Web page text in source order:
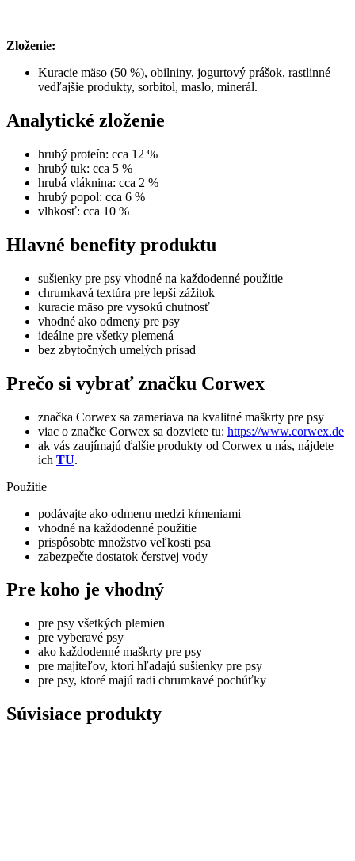
Zloženie:
Kuracie mäso (50 %), obilniny, jogurtový prášok, rastlinné
vedľajšie produkty, sorbitol, maslo, minerál.
Analytické zloženie
hrubý proteín: cca 12 %
hrubý tuk: cca 5 %
hrubá vláknina: cca 2 %
hrubý popol: cca 6 %
vlhkosť: cca 10 %
Hlavné benefity produktu
sušienky pre psy vhodné na každodenné použitie
chrumkavá textúra pre lepší zážitok
kuracie mäso pre vysokú chutnosť
vhodné ako odmeny pre psy
ideálne pre všetky plemená
bez zbytočných umelých prísad
Prečo si vybrať značku Corwex
značka Corwex sa zameriava na kvalitné maškrty pre psy
viac o značke Corwex sa dozviete tu: https://www.corwex.de
ak vás zaujímajú ďalšie produkty od Corwex u nás, nájdete
ich TU.
Použitie
podávajte ako odmenu medzi kŕmeniami
vhodné na každodenné použitie
prispôsobte množstvo veľkosti psa
zabezpečte dostatok čerstvej vody
Pre koho je vhodný
pre psy všetkých plemien
pre vyberavé psy
ako každodenné maškrty pre psy
pre majiteľov, ktorí hľadajú sušienky pre psy
pre psy, ktoré majú radi chrumkavé pochúťky
Súvisiace produkty